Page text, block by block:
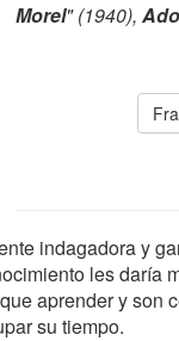
Morel" (1940),
indagadora y
les daría
aprender y son
su tiempo.